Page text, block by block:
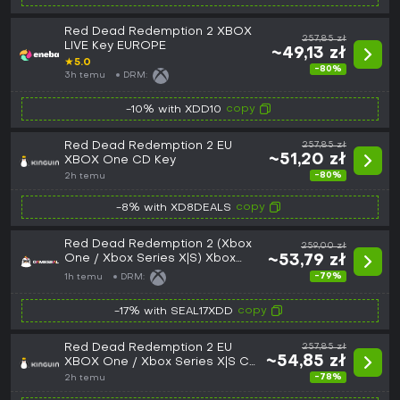
Red Dead Redemption 2 XBOX
LIVE Key EUROPE
★5.0
3h temu DRM:
257,85 zł
~49,13 zł
-80%
-10% with XDD10 copy
Red Dead Redemption 2 EU
XBOX One CD Key
2h temu
257,85 zł
~51,20 zł
-80%
-8% with XD8DEALS copy
Red Dead Redemption 2 (Xbox
One / Xbox Series X|S) Xbox
Live Key - EU
1h temu DRM:
259,00 zł
~53,79 zł
-79%
-17% with SEAL17XDD copy
Red Dead Redemption 2 EU
XBOX One / Xbox Series X|S CD
Key
2h temu
257,85 zł
~54,85 zł
-78%